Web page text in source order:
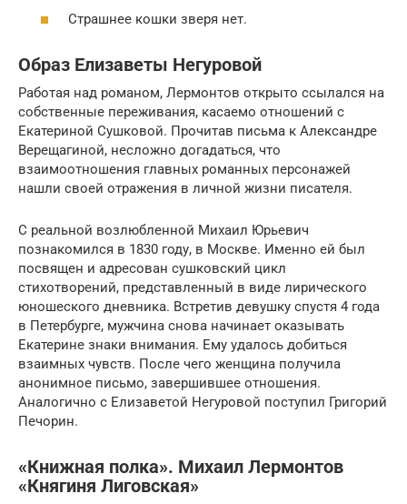
Страшнее кошки зверя нет.
Образ Елизаветы Негуровой
Работая над романом, Лермонтов открыто ссылался на
собственные переживания, касаемо отношений с
Екатериной Сушковой. Прочитав письма к Александре
Верещагиной, несложно догадаться, что
взаимоотношения главных романных персонажей
нашли своей отражения в личной жизни писателя.
С реальной возлюбленной Михаил Юрьевич
познакомился в 1830 году, в Москве. Именно ей был
посвящен и адресован сушковский цикл
стихотворений, представленный в виде лирического
юношеского дневника. Встретив девушку спустя 4 года
в Петербурге, мужчина снова начинает оказывать
Екатерине знаки внимания. Ему удалось добиться
взаимных чувств. После чего женщина получила
анонимное письмо, завершившее отношения.
Аналогично с Елизаветой Негуровой поступил Григорий
Печорин.
«Книжная полка». Михаил Лермонтов
«Княгиня Лиговская»